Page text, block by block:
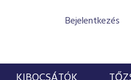
Bejelentkezés